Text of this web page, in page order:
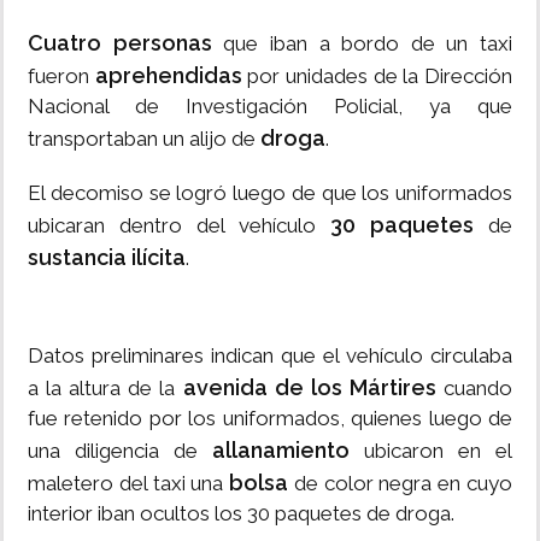
Cuatro personasque iban a bordo de un taxi
fueron aprehendidaspor unidades de la Dirección
Nacional de Investigación Policial, ya que
transportaban un alijo de droga.
El decomiso se logró luego de que los uniformados
ubicaran dentro del vehículo 30 paquetes de
sustancia ilícita.
Datos preliminares indican que el vehículo circulaba
a la altura de la avenida de los Mártires cuando
fue retenido por los uniformados, quienes luego de
una diligencia de allanamiento ubicaron en el
maletero del taxi una bolsa de color negra en cuyo
interior iban ocultos los 30 paquetes de droga.